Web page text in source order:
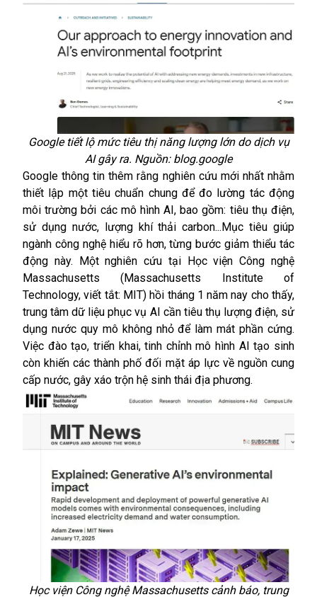
Google tiết lộ mức tiêu thị năng lượng lớn do dịch vụ
AI gây ra. Nguồn: blog.google
Google thông tin thêm rằng nghiên cứu mới nhất nhằm
thiết lập một tiêu chuẩn chung để đo lường tác động
môi trường bởi các mô hình AI, bao gồm: tiêu thụ điện,
sử dụng nước, lượng khí thải carbon...Mục tiêu giúp
ngành công nghệ hiểu rõ hơn, từng bước giảm thiểu tác
động này. Một nghiên cứu tại Học viện Công nghệ
Massachusetts (Massachusetts Institute of
Technology, viết tắt: MIT) hồi tháng 1 năm nay cho thấy,
trung tâm dữ liệu phục vụ AI cần tiêu thụ lượng điện, sử
dụng nước quy mô không nhỏ để làm mát phần cứng.
Việc đào tạo, triển khai, tinh chỉnh mô hình AI tạo sinh
còn khiến các thành phố đối mặt áp lực về nguồn cung
cấp nước, gây xáo trộn hệ sinh thái địa phương.
Học viện Công nghệ Massachusetts cảnh báo, trung